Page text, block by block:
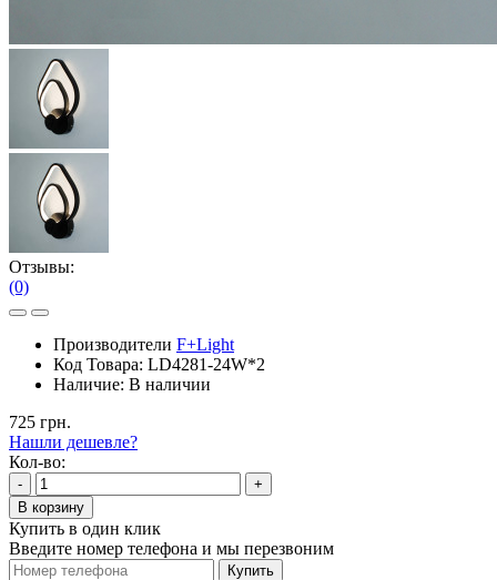
Отзывы:
(0)
Производители F+Light
Код Товара: LD4281-24W*2
Наличие: В наличии
725 грн.
Нашли дешевле?
Кол-во:
-
+
В корзину
Купить в один клик
Введите номер телефона и мы перезвоним
Купить